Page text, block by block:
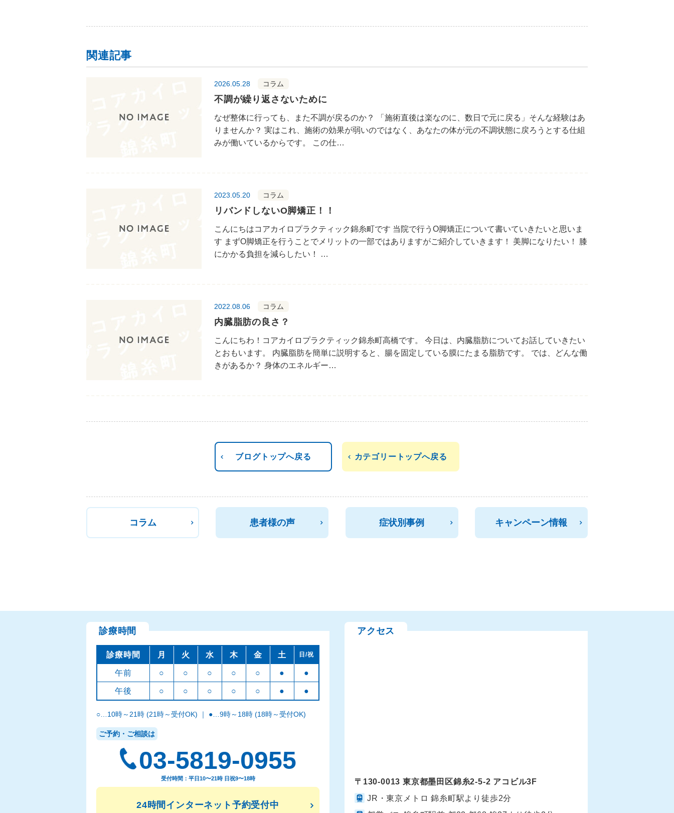
関連記事
2026.05.28 コラム
不調が繰り返さないために
なぜ整体に行っても、また不調が戻るのか？ 「施術直後は楽なのに、数日で元に戻る」そんな経験はあ
りませんか？ 実はこれ、施術の効果が弱いのではなく、あなたの体が元の不調状態に戻ろうとする仕組
みが働いているからです。 この仕…
2023.05.20 コラム
リバンドしないO脚矯正！！
こんにちはコアカイロプラクティック錦糸町です 当院で行うO脚矯正について書いていきたいと思いま
す まずO脚矯正を行うことでメリットの一部ではありますがご紹介していきます！ 美脚になりたい！ 膝
にかかる負担を減らしたい！ …
2022.08.06 コラム
内臓脂肪の良さ？
こんにちわ！コアカイロプラクティック錦糸町高橋です。 今日は、内臓脂肪についてお話していきたい
とおもいます。 内臓脂肪を簡単に説明すると、腸を固定している膜にたまる脂肪です。 では、どんな働
きがあるか？ 身体のエネルギー…
ブログトップへ戻る カテゴリートップへ戻る
コラム 患者様の声 症状別事例 キャンペーン情報
診療時間
診療時間 月 火 水 木 金 土 日/祝
午前 ○ ○ ○ ○ ○ ● ●
午後 ○ ○ ○ ○ ○ ● ●
○…10時～21時 (21時～受付OK) ｜ ●…9時～18時 (18時～受付OK)
ご予約・ご相談は
03-5819-0955
受付時間：平日10〜21時 日祝9〜18時
24時間インターネット予約受付中
アクセス
〒130-0013 東京都墨田区錦糸2-5-2 アコビル3F
JR・東京メトロ 錦糸町駅より徒歩2分